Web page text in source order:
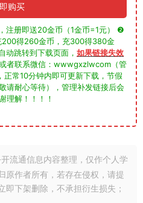
购买
注册即送20金币（1金币=1元） ❷
200得260金币，充300得380金
跳转到下载页面， 如果链接失效
或者联系微信：wwwgxzlwcom（管
常10分钟内即可更新下载，节假
请耐心等待），管理补发链接后会
理解！！！！
流通信息内容整理，仅作个人学
原作者所有，若存在侵权，请提
下架删除，不承担衍生损失；